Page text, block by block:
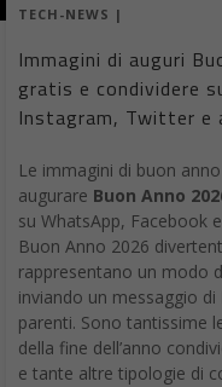
TECH-NEWS |
Immagini di auguri
gratis e condividere
Instagram, Twitter e
Le immagini di buon
augurare Buon Anno
su WhatsApp, Facebook e
Buon Anno 2026
rappresentano un modo
inviando un messaggio di
parenti. Sono tantissime
della fine dell’anno
e tante altre tipologie di